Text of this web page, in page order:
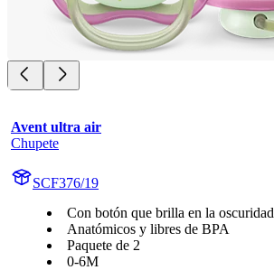
Avent ultra air
Chupete
SCF376/19
Con botón que brilla en la oscuridad
Anatómicos y libres de BPA
Paquete de 2
0-6M